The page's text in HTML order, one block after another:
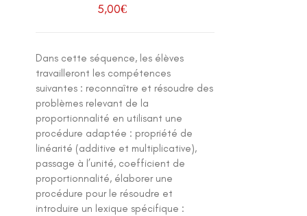
5,00€
Dans cette séquence, les élèves
travailleront les compétences
suivantes : reconnaître et résoudre des
problèmes relevant de la
proportionnalité en utilisant une
procédure adaptée : propriété de
linéarité (additive et multiplicative),
passage à l’unité, coefficient de
proportionnalité, élaborer une
procédure pour le résoudre et
introduire un lexique spécifique :